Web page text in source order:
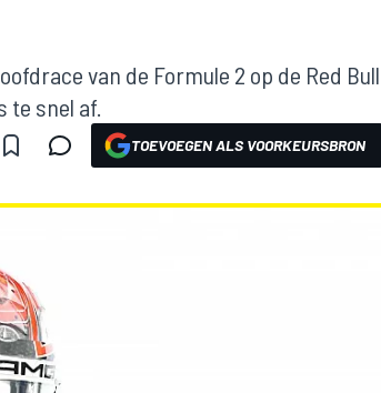
van de Formule 2 op de Red Bull
te snel af.
TOEVOEGEN ALS VOORKEURSBRON